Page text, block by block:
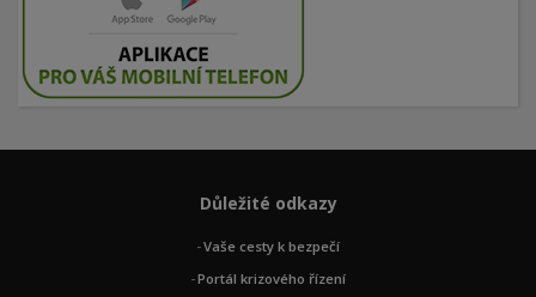
Důležité odkazy
Vaše cesty k bezpečí
Portál krizového řízení